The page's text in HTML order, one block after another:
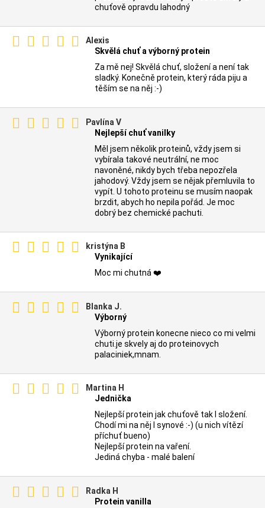
chuťově opravdu lahodný
Alexis
Skvělá chuť a výborný protein
Za mě nej! Skvělá chuť, složení a není tak
sladký. Konečně protein, který ráda piju a
těším se na něj :-)
Pavlína V
Nejlepší chuť vanilky
Měl jsem několik proteinů, vždy jsem si
vybírala takové neutrální, ne moc
navoněné, nikdy bych třeba nepozřela
jahodový. Vždy jsem se nějak přemluvila to
vypít. U tohoto proteinu se musím naopak
brzdit, abych ho nepila pořád. Je moc
dobrý bez chemické pachuti.
kristýna B
Vynikající
Moc mi chutná ❤️
Blanka J.
Výborný
Výborný protein konecne nieco co mi velmi
chuti.je skvely aj do proteinovych
palaciniek,mnam.
Martina H
Jednička
Nejlepší protein jak chuťově tak I složení.
Chodí mi na něj I synové :-) (u nich vítězí
příchuť bueno)
Nejlepší protein na vaření.
Jediná chyba - malé balení
Radka H
Protein vanilla